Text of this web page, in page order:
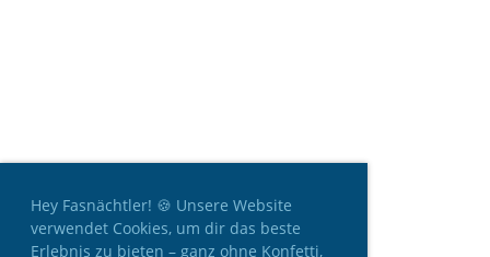
Hey Fasnächtler! 🍪 Unsere Website
verwendet Cookies, um dir das beste
Erlebnis zu bieten – ganz ohne Konfetti,